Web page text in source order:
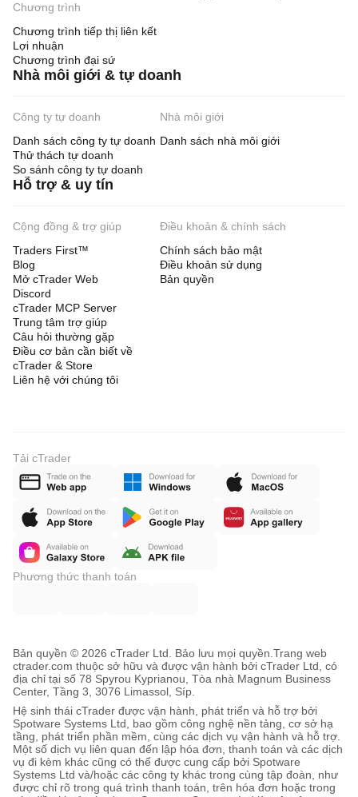
Chương trình
Chương trình tiếp thị liên kết
Lợi nhuận
Chương trình đại sứ
Nhà môi giới & tự doanh
Công ty tự doanh
Danh sách công ty tự doanh
Thử thách tự doanh
So sánh công ty tự doanh
Nhà môi giới
Danh sách nhà môi giới
Hỗ trợ & uy tín
Cộng đồng & trợ giúp
Traders First™
Blog
Mở cTrader Web
Discord
cTrader MCP Server
Trung tâm trợ giúp
Câu hỏi thường gặp
Điều cơ bản cần biết về
cTrader & Store
Liên hệ với chúng tôi
Điều khoản & chính sách
Chính sách bảo mật
Điều khoản sử dụng
Bản quyền
Tải cTrader
Phương thức thanh toán
Bản quyền © 2026 cTrader Ltd. Bảo lưu mọi quyền. Trang web
ctrader.com thuộc sở hữu và được vận hành bởi cTrader Ltd, có
địa chỉ tại số 78 Spyrou Kyprianou, Tòa nhà Magnum Business
Center, Tầng 3, 3076 Limassol, Síp.
Hệ sinh thái cTrader được vận hành, phát triển và hỗ trợ bởi
Spotware Systems Ltd, bao gồm công nghệ nền tảng, cơ sở hạ
tầng, phát triển phần mềm, cùng các dịch vụ vận hành và hỗ trợ.
Một số dịch vụ liên quan đến lập hóa đơn, thanh toán và các dịch
vụ đi kèm khác cũng có thể được cung cấp bởi Spotware
Systems Ltd và/hoặc các công ty khác trong cùng tập đoàn, như
được chỉ rõ trong quá trình thanh toán, trên hóa đơn hoặc trong